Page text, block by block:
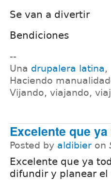
Se van a divertir
Bendiciones
--
Una drupalera latina,
Haciendo
Vijando, viajando,
Excelente que
Posted by aldibier on
Excelente que ya
difundir y planear el